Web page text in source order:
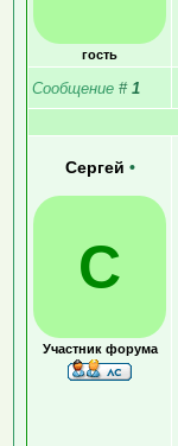
гость
Сообщение # 1
Сергей •
С
Участник форума